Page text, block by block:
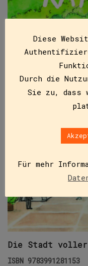
ISBN 9783991281153
Diese
Durch die
Sie zu, dass
Für mehr